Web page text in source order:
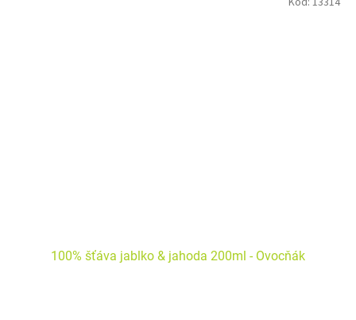
100% šťáva jablko & jahoda 200ml - Ovocňák